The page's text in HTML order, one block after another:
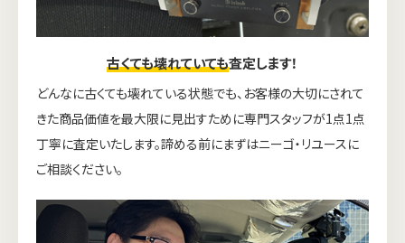
古くても壊れていても査定します！
どんなに古くても壊れている状態でも、お客様の大切にされて
きた商品価値を最大限に見出すために専門スタッフが1点1点
丁寧に査定いたします。諦める前にまずはニーゴ・リユースに
ご相談ください。